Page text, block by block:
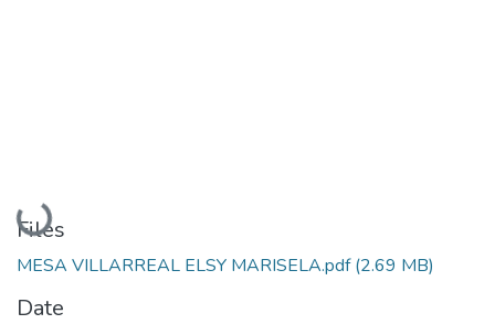
Loading...
Files
MESA VILLARREAL ELSY MARISELA.pdf(2.69 MB)
Date